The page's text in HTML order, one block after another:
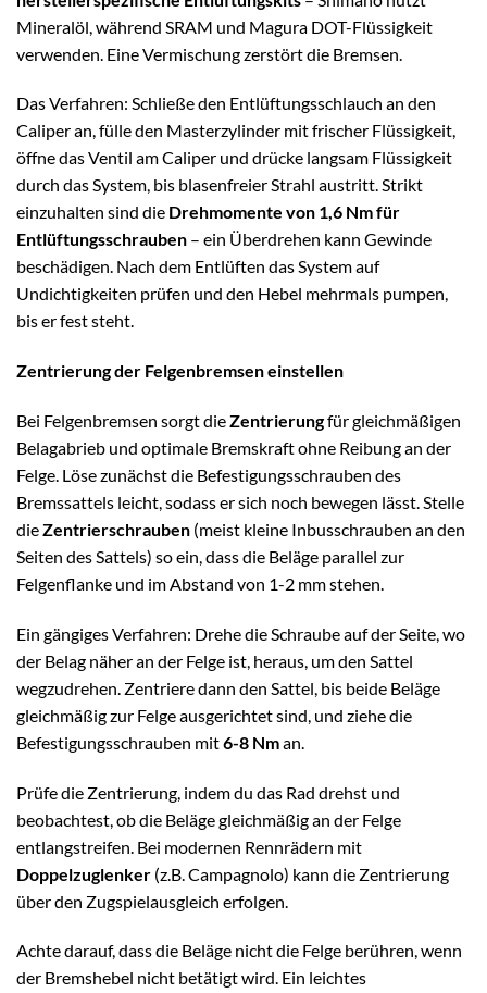
Mineralöl, während SRAM und Magura DOT-Flüssigkeit
verwenden. Eine Vermischung zerstört die Bremsen.
Das Verfahren: Schließe den Entlüftungsschlauch an den
Caliper an, fülle den Masterzylinder mit frischer Flüssigkeit,
öffne das Ventil am Caliper und drücke langsam Flüssigkeit
durch das System, bis blasenfreier Strahl austritt. Strikt
einzuhalten sind die Drehmomente von 1,6 Nm für
Entlüftungsschrauben – ein Überdrehen kann Gewinde
beschädigen. Nach dem Entlüften das System auf
Undichtigkeiten prüfen und den Hebel mehrmals pumpen,
bis er fest steht.
Zentrierung der Felgenbremsen einstellen
Bei Felgenbremsen sorgt dieZentrierungfür gleichmäßigen
Belagabrieb und optimale Bremskraft ohne Reibung an der
Felge. Löse zunächst die Befestigungsschrauben des
Bremssattels leicht, sodass er sich noch bewegen lässt. Stelle
dieZentrierschrauben (meist kleine Inbusschrauben an den
Seiten des Sattels) so ein, dass die Beläge parallel zur
Felgenflanke und im Abstand von 1-2 mm stehen.
Ein gängiges Verfahren: Drehe die Schraube auf der Seite, wo
der Belag näher an der Felge ist, heraus, um den Sattel
wegzudrehen. Zentriere dann den Sattel, bis beide Beläge
gleichmäßig zur Felge ausgerichtet sind, und ziehe die
Befestigungsschrauben mit6-8 Nman.
Prüfe die Zentrierung, indem du das Rad drehst und
beobachtest, ob die Beläge gleichmäßig an der Felge
entlangstreifen. Bei modernen Rennrädern mit
Doppelzuglenker (z.B. Campagnolo) kann die Zentrierung
über den Zugspielausgleich erfolgen.
Achte darauf, dass die Beläge nicht die Felge berühren, wenn
der Bremshebel nicht betätigt wird. Ein leichtes